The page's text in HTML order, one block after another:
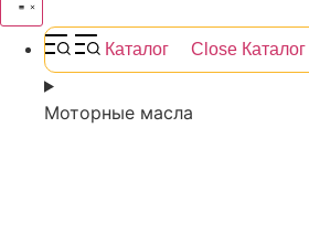
Каталог Close Каталог
Моторные масла